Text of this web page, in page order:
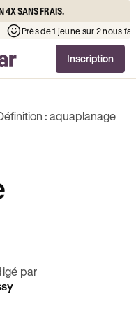
4X SANS FRAIS.
1ère auto-école de France³
Inscription
: aquaplanage
par